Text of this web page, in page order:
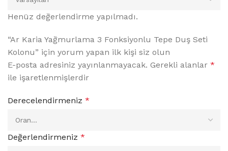
Henüz değerlendirme yapılmadı.
“Ar Karia Yağmurlama 3 Fonksiyonlu Tepe Duş Seti
Kolonu” için yorum yapan ilk kişi siz olun
E-posta adresiniz yayınlanmayacak. Gerekli alanlar *
ile işaretlenmişlerdir
Derecelendirmeniz *
Değerlendirmeniz *